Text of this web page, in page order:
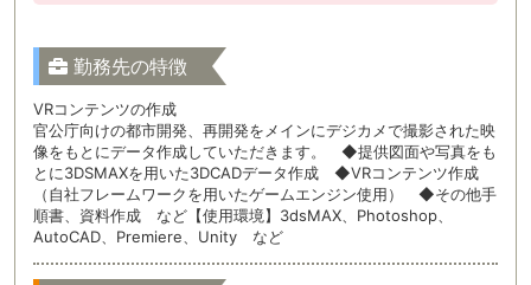
勤務先の特徴
VRコンテンツの作成
官公庁向けの都市開発、再開発をメインにデジカメで撮影された映
像をもとにデータ作成していただきます。 ◆提供図面や写真をも
とに3DSMAXを用いた3DCADデータ作成 ◆VRコンテンツ作成
（自社フレームワークを用いたゲームエンジン使用） ◆その他手
順書、資料作成 など【使用環境】3dsMAX、Photoshop、
AutoCAD、Premiere、Unity など